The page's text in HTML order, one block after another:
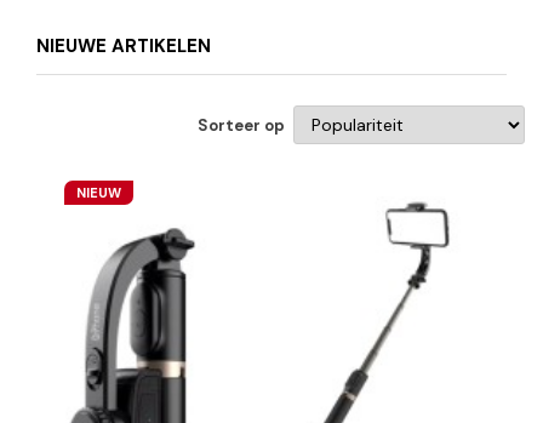
NIEUWE ARTIKELEN
Sorteer op
NIEUW